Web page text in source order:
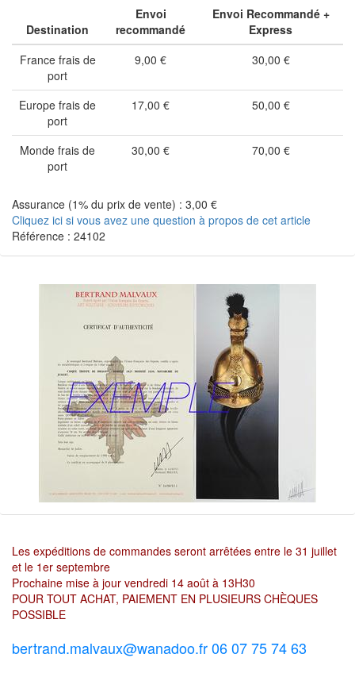
Destination
Envoi
recommandé
Envoi Recommandé +
Express
France frais de
port
9,00 € 30,00 €
Europe frais de
port
17,00 € 50,00 €
Monde frais de
port
30,00 € 70,00 €
Assurance (1% du prix de vente) : 3,00 €
Cliquez ici si vous avez une question à propos de cet article
Référence : 24102
Les expéditions de commandes seront arrêtées entre le 31 juillet
et le 1er septembre
Prochaine mise à jour vendredi 14 août à 13H30
POUR TOUT ACHAT, PAIEMENT EN PLUSIEURS CHÈQUES
POSSIBLE
bertrand.malvaux@wanadoo.fr 06 07 75 74 63